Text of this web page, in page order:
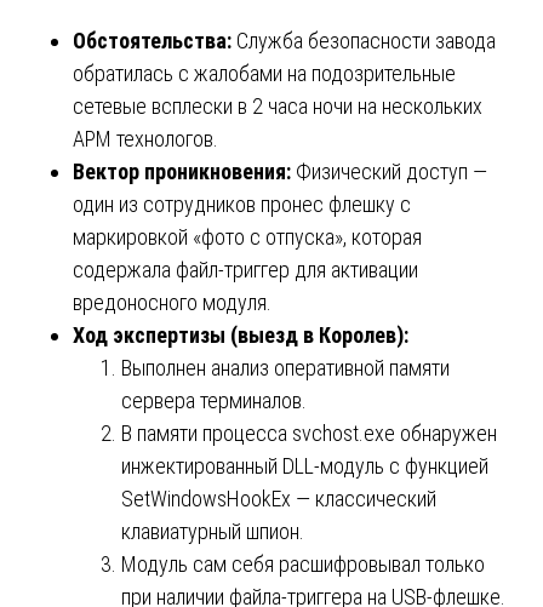
Обстоятельства: Служба безопасности завода
обратилась с жалобами на подозрительные
сетевые всплески в 2 часа ночи на нескольких
АРМ технологов.
Вектор проникновения: Физический доступ —
один из сотрудников пронес флешку с
маркировкой «фото с отпуска», которая
содержала файл-триггер для активации
вредоносного модуля.
Ход экспертизы (выезд в Королев):
Выполнен анализ оперативной памяти
сервера терминалов.
В памяти процесса svchost.exe обнаружен
инжектированный DLL-модуль с функцией
SetWindowsHookEx — классический
клавиатурный шпион.
Модуль сам себя расшифровывал только
при наличии файла-триггера на USB-флешке.